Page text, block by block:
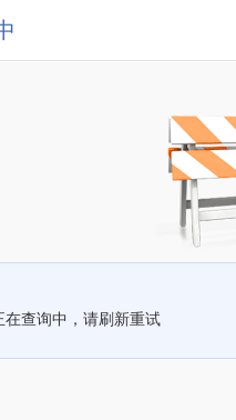
在查询中，请刷新重试